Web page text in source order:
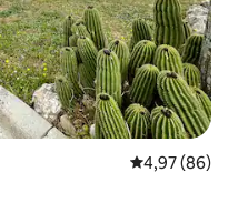
4,97 (86)